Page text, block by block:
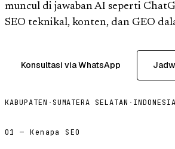
muncul di jawaban AI seperti
SEO teknikal, konten, dan GEO
Konsultasi via WhatsApp
KABUPATEN · SUMATERA SELATAN · INDONESIA
01 — Kenapa SEO